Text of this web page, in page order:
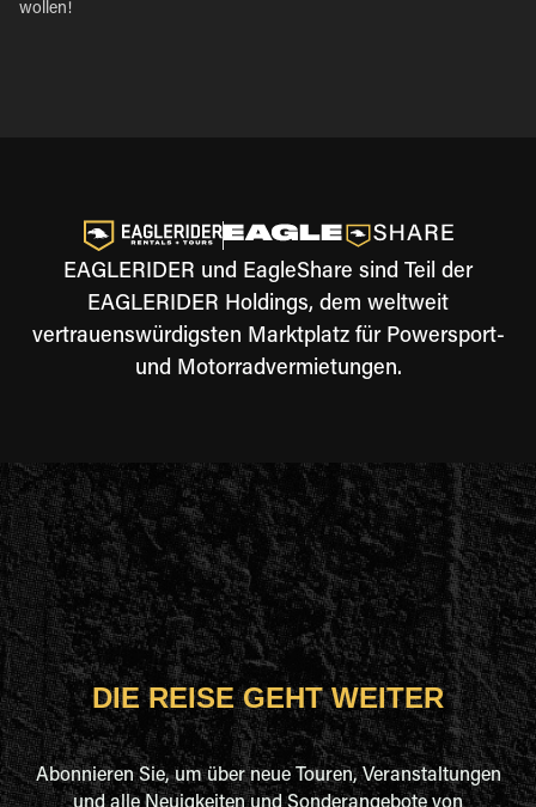
wollen!
EAGLERIDER und EagleShare sind Teil der
EAGLERIDER Holdings, dem weltweit
vertrauenswürdigsten Marktplatz für Powersport-
und Motorradvermietungen.
DIE REISE GEHT WEITER
Abonnieren Sie, um über neue Touren, Veranstaltungen